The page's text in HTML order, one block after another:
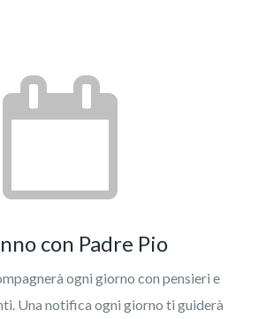
con Padre Pio
ogni giorno con pensieri e
Una notifica ogni giorno ti guiderà